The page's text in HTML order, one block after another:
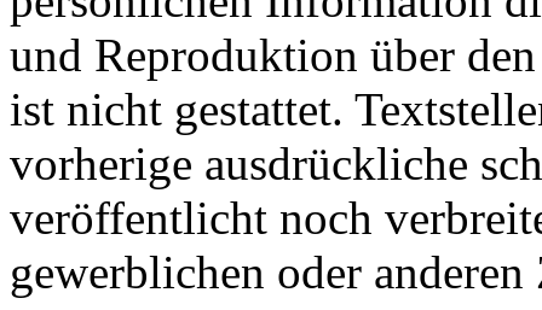
und Reproduktion über
ist nicht gestattet.
vorherige ausdrückliche
veröffentlicht noch
gewerblichen oder